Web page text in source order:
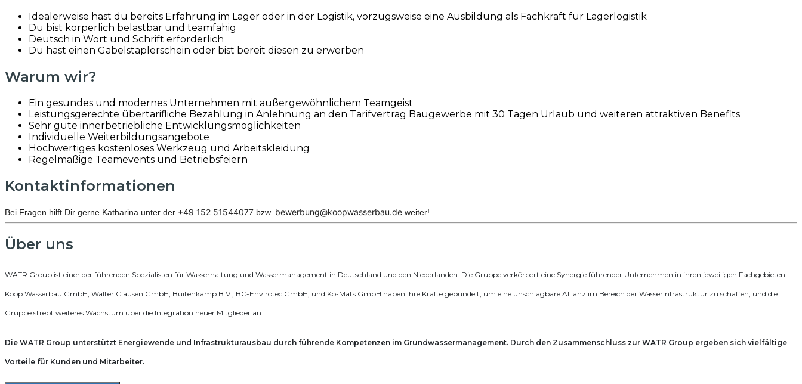
Idealerweise hast du bereits Erfahrung im Lager oder in der Logistik, vorzugsweise eine Ausbildung als Fachkraft für Lagerlogistik
Du bist körperlich belastbar und teamfähig
Deutsch in Wort und Schrift erforderlich
Du hast einen Gabelstaplerschein oder bist bereit diesen zu erwerben
Warum wir?
Ein gesundes und modernes Unternehmen mit außergewöhnlichem Teamgeist
Leistungsgerechte übertarifliche Bezahlung in Anlehnung an den Tarifvertrag Baugewerbe mit 30 Tagen Urlaub und weiteren attraktiven Benefits
Sehr gute innerbetriebliche Entwicklungsmöglichkeiten
Individuelle Weiterbildungsangebote
Hochwertiges kostenloses Werkzeug und Arbeitskleidung
Regelmäßige Teamevents und Betriebsfeiern
Kontaktinformationen
Bei Fragen hilft Dir gerne Katharina unter der +49 152 51544077 bzw. bewerbung@koopwasserbau.de weiter!
Über uns
WATR Group ist einer der führenden Spezialisten für Wasserhaltung und Wassermanagement in Deutschland und den Niederlanden. Die Gruppe verkörpert eine Synergie führender Unternehmen in ihren jeweiligen Fachgebieten.
Koop Wasserbau GmbH, Walter Clausen GmbH, Buitenkamp B.V., BC-Envirotec GmbH, und Ko-Mats GmbH haben ihre Kräfte gebündelt, um eine unschlagbare Allianz im Bereich der Wasserinfrastruktur zu schaffen, und die
Gruppe strebt weiteres Wachstum über die Integration neuer Mitglieder an.
Die WATR Group unterstützt Energiewende und Infrastrukturausbau durch führende Kompetenzen im Grundwassermanagement. Durch den Zusammenschluss zur WATR Group ergeben sich vielfältige
Vorteile für Kunden und Mitarbeiter.